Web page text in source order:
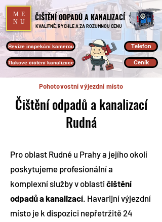
ME
NU
ČIŠTĚNÍ ODPADŮ A KANALIZACÍ
KVALITNĚ, RYCHLE A ZA ROZUMNOU CENU
Revize inspekční kamerou
Tlakové čištění kanalizace
Telefon
Ceník
Pohotovostní výjezdní místo
Čištění odpadů a kanalizací
Rudná
Pro oblast Rudné u Prahy a jejího okolí
poskytujeme profesionální a
komplexní služby v oblastičištění
odpadů a kanalizací. Havarijní výjezdní
místo je k dispozici nepřetržitě 24